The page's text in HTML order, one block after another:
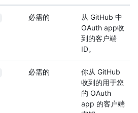
必需的
从 GitHub 中
OAuth app收
到的客户端
ID。
必需的
你从 GitHub
收到的用于您
的 OAuth
app 的客户端